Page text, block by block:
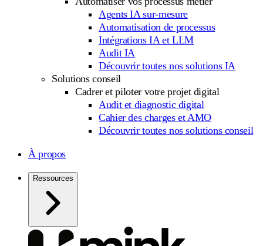
Agents IA sur-mesure
Automatisation de processus
Intégrations IA et LLM
Audit IA
Découvrir toutes nos solutions IA
Solutions conseil
Cadrer et piloter votre projet digital
Audit et diagnostic digital
Cahier des charges et AMO
Découvrir toutes nos solutions conseil
À propos
Ressources